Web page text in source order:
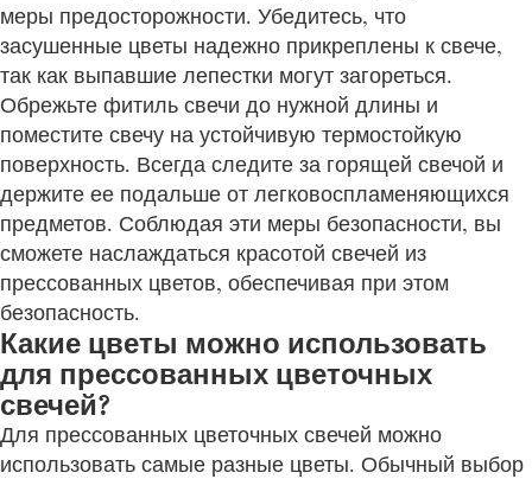
меры предосторожности. Убедитесь, что
засушенные цветы надежно прикреплены к свече,
так как выпавшие лепестки могут загореться.
Обрежьте фитиль свечи до нужной длины и
поместите свечу на устойчивую термостойкую
поверхность. Всегда следите за горящей свечой и
держите ее подальше от легковоспламеняющихся
предметов. Соблюдая эти меры безопасности, вы
сможете наслаждаться красотой свечей из
прессованных цветов, обеспечивая при этом
безопасность.
Какие цветы можно использовать
для прессованных цветочных
свечей?
Для прессованных цветочных свечей можно
использовать самые разные цветы. Обычный выбор